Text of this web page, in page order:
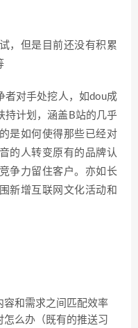
，但是目前还没有积累
者对手处挖人，如dou成
持计划，涵盖B站的几乎
是如何使得那些已经对
的人转变原有的品牌认
争力留住客户。亦如长
新增互联网文化活动和
容和需求之间匹配效率
么办（既有的推送习